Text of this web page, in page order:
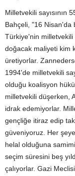
Milletvekili sayısının
Bahçeli, "16 Nisan'da
Türkiye'nin milletvekili
doğacak maliyeti kim
üretiyorlar.
1994'de milletvekili
olduğu koalisyon
milletvekili düşerken,
idrak edemiyorlar.
gençliğe itiraz edip
güveniyoruz. Her
helal olduğuna
seçim süresini beş
çalıyorlar. Gazi